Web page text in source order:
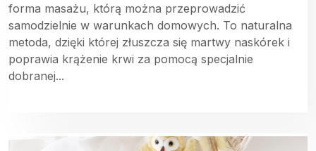
forma masażu, którą można przeprowadzić
samodzielnie w warunkach domowych. To naturalna
metoda, dzięki której złuszcza się martwy naskórek i
poprawia krążenie krwi za pomocą specjalnie
dobranej...